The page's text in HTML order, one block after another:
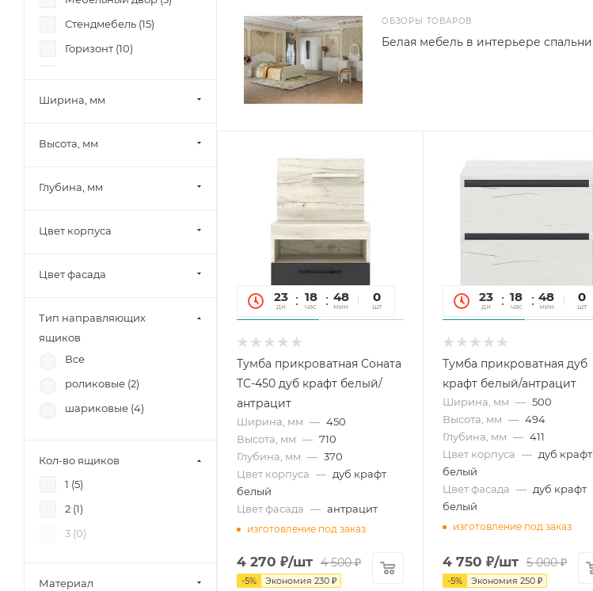
ОБЗОРЫ ТОВАРОВ
Белая мебель в интерьере спальни
23
дн
18
час
48
мин
51
сек
0
шт
Тумба прикроватная Соната
ТС-450 дуб крафт белый/
антрацит
Ширина, мм — 450
Высота, мм — 710
Глубина, мм — 370
Цвет корпуса — дуб крафт
белый
Цвет фасада — антрацит
изготовление под заказ
4 270 ₽/шт 4 500₽
-5% Экономия 230 ₽
23
дн
18
час
48
мин
51
сек
0
шт
Тумба прикроватная дуб
крафт белый/антрацит
Ширина, мм — 500
Высота, мм — 494
Глубина, мм — 411
Цвет корпуса — дуб крафт
белый
Цвет фасада — дуб крафт
белый
изготовление под заказ
4 750 ₽/шт 5 000₽
-5% Экономия 250₽
Стендмебель (15)
Горизонт (10)
Боровичи-мебель (
Памир (
Миф (
(Сведства VMG Industry)
SV-Мебель (
МК Стиль (2)
Ширина, мм
Высота, мм
Глубина, мм
Цвет корпуса
Цвет фасада
Тип направляющих
ящиков
Все
роликовые (2)
шариковые (4)
Кол-во ящиков
1 (5)
2 (1)
3 (0)
Материал